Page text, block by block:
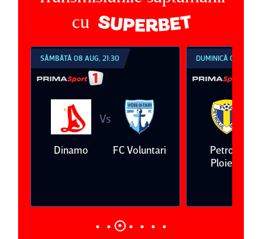
cu
SÂMBĂTĂ 08 AUG, 21:30
Dinamo
Vs
FC Voluntari
DUMINICĂ 09 AUG,
Petrolul
Ploieşti